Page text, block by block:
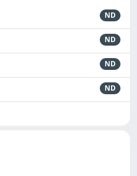
ND
ND
ND
ND